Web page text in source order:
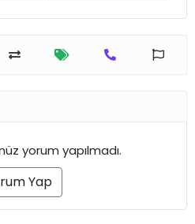
yorum yapılmadı.
Yap